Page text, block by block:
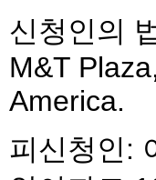
신청인의
M&T
America.
피신청인: